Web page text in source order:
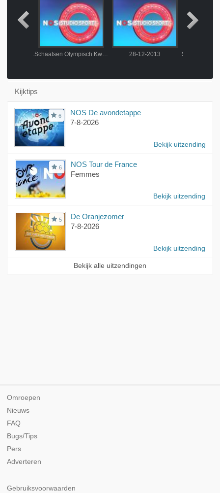
Schaatsen Olympisch Kwalificatie Toernooi Schaatsen Olympisch Kwalificatie Toernooi 28-12-2013
Kijktips
6
NOS De avondetappe
7-8-2026
Bekijk uitzending
6
NOS Tour de France
Femmes
Bekijk uitzending
5
De Oranjezomer
7-8-2026
Bekijk uitzending
Bekijk alle uitzendingen
Omroepen
Nieuws
FAQ
Bugs/Tips
Pers
Adverteren
Gebruiksvoorwaarden